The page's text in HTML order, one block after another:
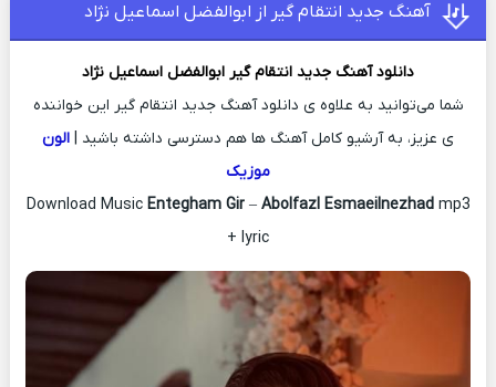
آهنگ جدید انتقام گیر از ابوالفضل اسماعیل نژاد
دانلود آهنگ جدید انتقام گیر ابوالفضل اسماعیل نژاد
شما می‌توانید به علاوه ی دانلود آهنگ جدید انتقام گیر این خواننده
ی عزیز، به آرشیو کامل آهنگ ها هم دسترسی داشته باشید | الون
موزیک
Download Music Entegham Gir– Abolfazl Esmaeilnezhadmp3
+ lyric